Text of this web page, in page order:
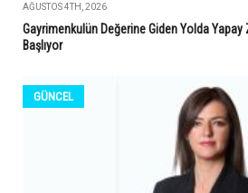
AĞUSTOS 4TH, 2026
Gayrimenkulün Değerine Giden Yolda
Başlıyor
GÜNCEL